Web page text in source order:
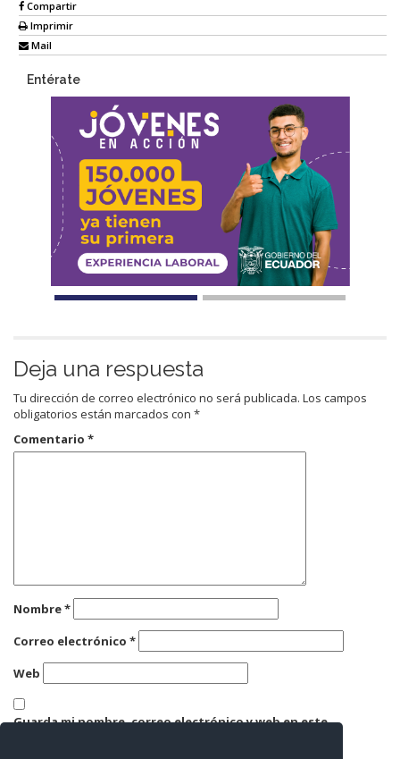
Compartir
Imprimir
Mail
Entérate
Deja una respuesta
Tu dirección de correo electrónico no será publicada. Los campos
obligatorios están marcados con *
Comentario *
Nombre*
Correo electrónico *
Web
Guarda mi nombre, correo electrónico y web en este